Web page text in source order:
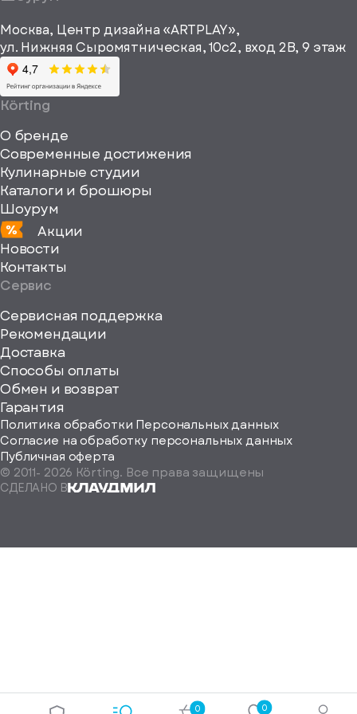
рекламные и
информационные
материалы
viewBox="0
0
Москва, Центр дизайна «ARTPLAY»,
ул. Нижняя Сыромятническая, 10с2, вход 2B, 9 этаж
Körting
О бренде
Современные достижения
Кулинарные студии
Каталоги и брошюры
Шоурум
Акции
Новости
Контакты
Сервис
Сервисная поддержка
Рекомендации
Доставка
Способы оплаты
Обмен и возврат
Гарантия
Политика обработки Персональных данных
Согласие на обработку персональных данных
Публичная оферта
© 2011- 2026 Körting. Все права защищены
СДЕЛАНО В
0 0
Определить
на-